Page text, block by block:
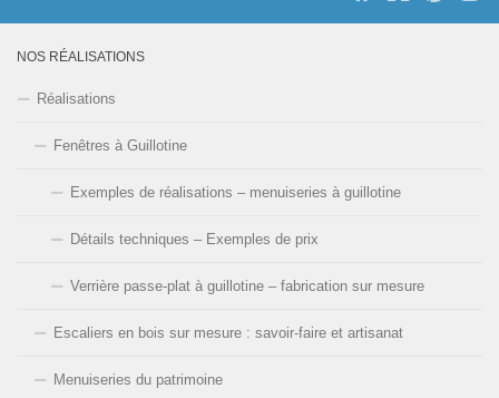
NOS RÉALISATIONS
Réalisations
Fenêtres à Guillotine
Exemples de réalisations – menuiseries à guillotine
Détails techniques – Exemples de prix
Verrière passe-plat à guillotine – fabrication sur mesure
Escaliers en bois sur mesure : savoir-faire et artisanat
Menuiseries du patrimoine